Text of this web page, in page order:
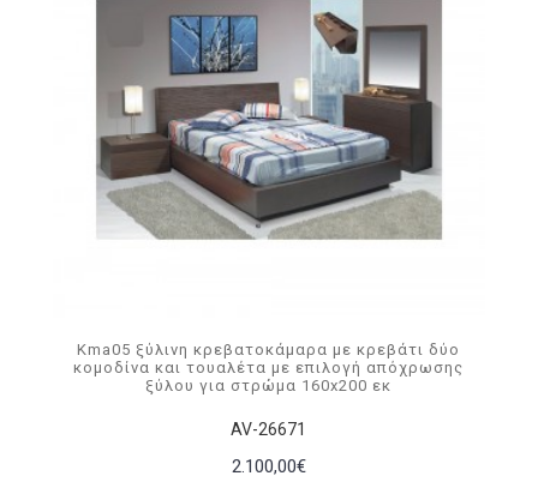
AV-26671
Kma05 ξύλινη κρεβατοκάμαρα με κρεβάτι δύο
κομοδίνα και τουαλέτα με επιλογή απόχρωσης
ξύλου για στρώμα 160x200 εκ
2.100,00€